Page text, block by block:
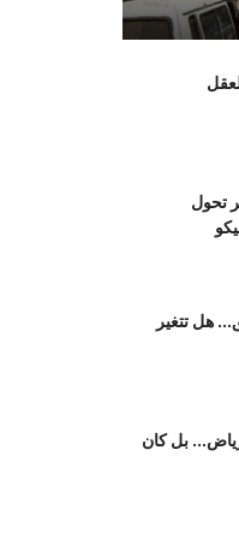
تحول
هل تتغير
بل كان